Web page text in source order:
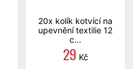
20x kolík kotvící na
upevnění textilie 12
c...
29 Kč